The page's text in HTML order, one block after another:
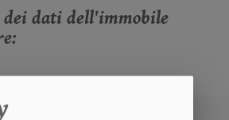
dei dati dell'immobile